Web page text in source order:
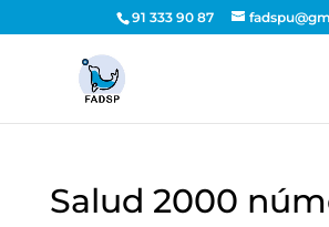
91 333 90 87
Salud 2000